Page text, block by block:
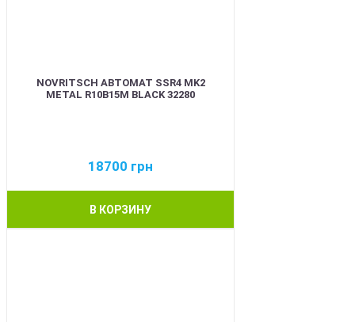
NOVRITSCH АВТОМАТ SSR4 MK2
METAL R10B15M BLACK 32280
18700 грн
В КОРЗИНУ